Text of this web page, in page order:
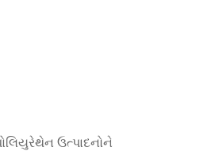
ઉત્પાદનોને